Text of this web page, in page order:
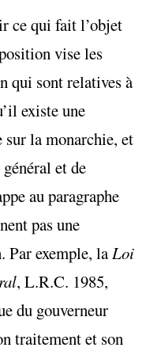
ce qui fait l’objet
vise les
qui sont relatives à
existe une
la monarchie, et
et de
au paragraphe
pas une
exemple, laLoi
, L.R.C. 1985,
du gouverneur
traitement et son